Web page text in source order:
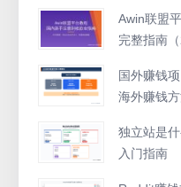
Awin联盟
完整指南（
国外赚钱
海外赚钱
独立站是
入门指南